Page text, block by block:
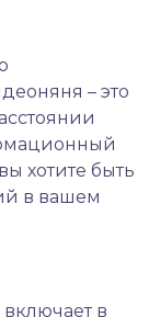
– это
хотите быть
в вашем
в